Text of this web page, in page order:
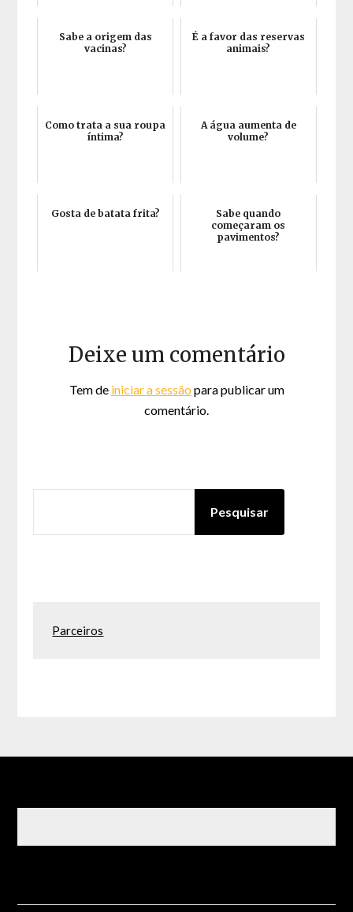
Sabe a origem das
vacinas?
É a favor das reservas
animais?
Como trata a sua roupa
íntima?
A água aumenta de
volume?
Gosta de batata frita?
Sabe quando
começaram os
pavimentos?
Deixe um comentário
Tem de iniciar a sessão para publicar um
comentário.
Pesquisar
Parceiros